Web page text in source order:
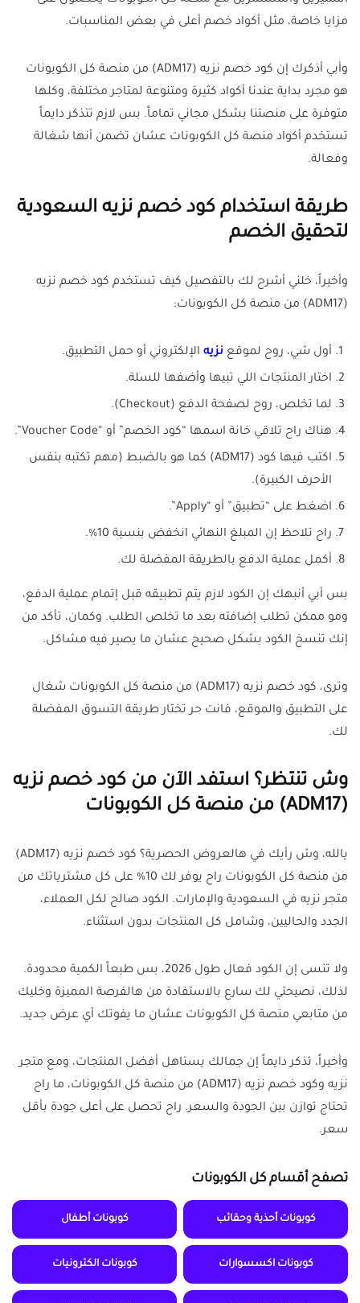
مزايا خاصة، مثل أكواد خصم أعلى في بعض المناسبات.
وأبي أذكرك إن كود خصم نزيه (ADM17) من منصة كل الكوبونات
هو مجرد بداية عندنا أكواد كثيرة ومتنوعة لمتاجر مختلفة، وكلها
متوفرة على منصتنا بشكل مجاني تماماً. بس لازم تتذكر دايماً
تستخدم أكواد منصة كل الكوبونات عشان تضمن أنها شغالة
وفعالة.
طريقة استخدام كود خصم نزيه السعودية
لتحقيق الخصم
وأخيراً، خلني أشرح لك بالتفصيل كيف تستخدم كود خصم نزيه
(ADM17) من منصة كل الكوبونات:
أول شي، روح لموقع نزيه الإلكتروني أو حمل التطبيق.
اختار المنتجات اللي تبيها وأضفها للسلة.
لما تخلص، روح لصفحة الدفع (Checkout).
هناك راح تلاقي خانة اسمها “كود الخصم” أو “Voucher Code”.
اكتب فيها كود (ADM17) كما هو بالضبط (مهم تكتبه بنفس
الأحرف الكبيرة).
اضغط على “تطبيق” أو “Apply”.
راح تلاحظ إن المبلغ النهائي انخفض بنسبة 10%.
أكمل عملية الدفع بالطريقة المفضلة لك.
بس أبي أنبهك إن الكود لازم يتم تطبيقه قبل إتمام عملية الدفع،
ومو ممكن تطلب إضافته بعد ما تخلص الطلب. وكمان، تأكد من
إنك تنسخ الكود بشكل صحيح عشان ما يصير فيه مشاكل.
وترى، كود خصم نزيه (ADM17) من منصة كل الكوبونات شغال
على التطبيق والموقع، فانت حر تختار طريقة التسوق المفضلة
لك.
وش تنتظر؟ استفد الآن من كود خصم نزيه
(ADM17) من منصة كل الكوبونات
يالله، وش رأيك في هالعروض الحصرية؟ كود خصم نزيه (ADM17)
من منصة كل الكوبونات راح يوفر لك 10% على كل مشترياتك من
متجر نزيه في السعودية والإمارات. الكود صالح لكل العملاء،
الجدد والحاليين، وشامل كل المنتجات بدون استثناء.
ولا تنسى إن الكود فعال طول 2026، بس طبعاً الكمية محدودة.
لذلك، نصيحتي لك سارع بالاستفادة من هالفرصة المميزة وخليك
من متابعي منصة كل الكوبونات عشان ما يفوتك أي عرض جديد.
وأخيراً، تذكر دايماً إن جمالك يستاهل أفضل المنتجات، ومع متجر
نزيه وكود خصم نزيه (ADM17) من منصة كل الكوبونات، ما راح
تحتاج توازن بين الجودة والسعر. راح تحصل على أعلى جودة بأقل
سعر.
تصفح أقسام كل الكوبونات
كوبونات أحذية وحقائب كوبونات أطفال
كوبونات اكسسوارات كوبونات الكترونيات